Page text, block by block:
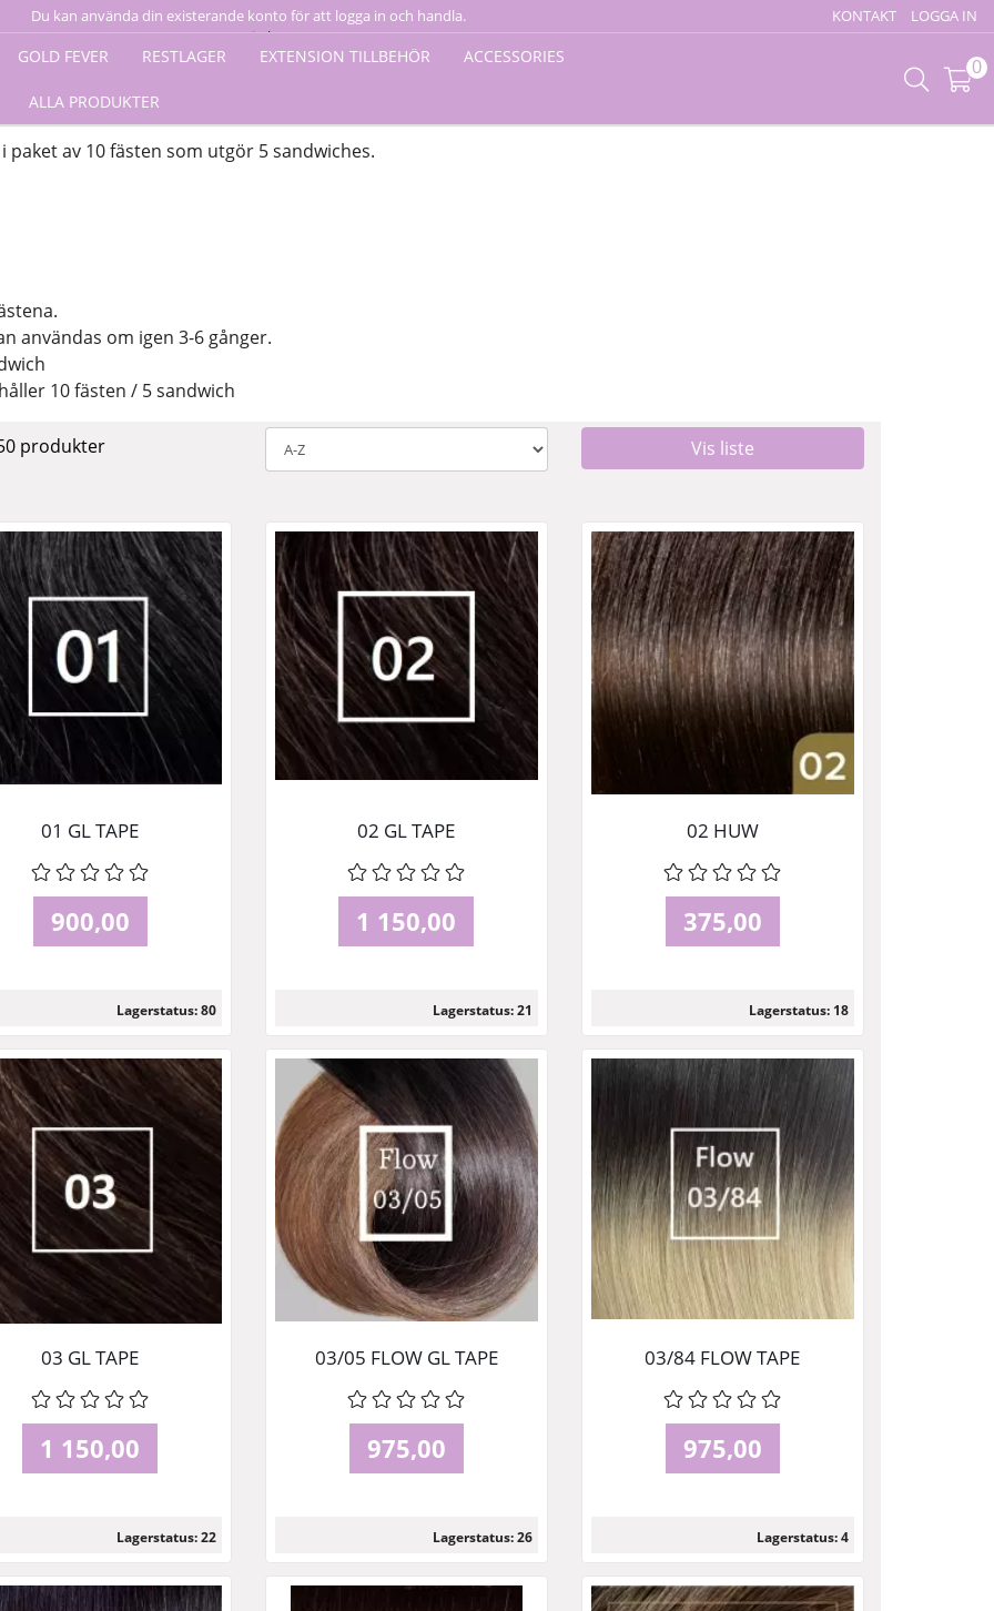
Du kan använda din existerande konto för att logga in och handla.
Logga in här
KONTAKT LOGGA IN
GOLD FEVER RESTLAGER EXTENSION TILLBEHÖR ACCESSORIES
ALLA PRODUKTER
0
av 10 fästen som utgör 5 sandwiches.
användas om igen 3-6 gånger.
10 fästen / 5 sandwich
produkter Vis liste
01 GL TAPE
900,00
Lagerstatus: 80
Läs mer
02 GL TAPE
1 150,00
Lagerstatus: 21
Läs mer
02 HUW
375,00
Lagerstatus: 18
Läs mer
03 GL TAPE
1 150,00
Lagerstatus: 22
Läs mer
03/05 FLOW GL TAPE
975,00
Lagerstatus: 26
Läs mer
03/84 FLOW TAPE
975,00
Lagerstatus: 4
Läs mer